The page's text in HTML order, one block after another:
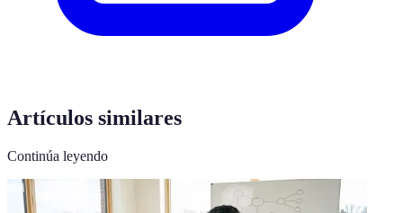
Artículos similares
Continúa leyendo